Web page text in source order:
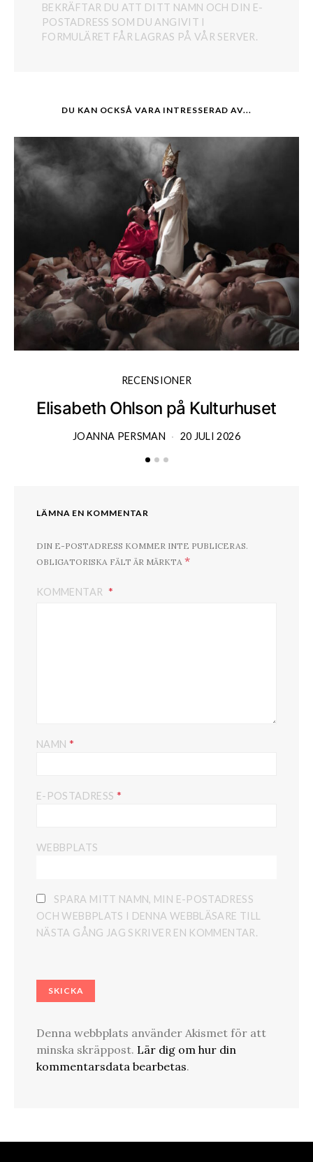
BEKRÄFTAR DU ATT DITT NAMN OCH DIN E-
POSTADRESS SOM DU ANGIVIT I
FORMULÄRET FÅR LAGRAS PÅ VÅR SERVER.
DU KAN OCKSÅ VARA INTRESSERAD AV...
RECENSIONER
Elisabeth Ohlson på Kulturhuset
JOANNA PERSMAN 20 JULI 2026
LÄMNA EN KOMMENTAR
DIN E-POSTADRESS KOMMER INTE PUBLICERAS.
OBLIGATORISKA FÄLT ÄR MÄRKTA *
KOMMENTAR
NAMN *
E-POSTADRESS *
WEBBPLATS
SPARA MITT NAMN, MIN E-POSTADRESS
OCH WEBBPLATS I DENNA WEBBLÄSARE TILL
NÄSTA GÅNG JAG SKRIVER EN KOMMENTAR.
Denna webbplats använder Akismet för att
minska skräppost. Lär dig om hur din
kommentarsdata bearbetas.